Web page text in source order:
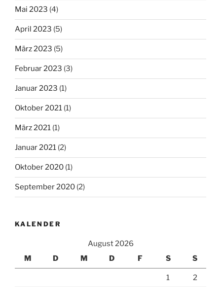
Mai 2023 (4)
April 2023 (5)
März 2023 (5)
Februar 2023 (3)
Januar 2023 (1)
Oktober 2021 (1)
März 2021 (1)
Januar 2021 (2)
Oktober 2020 (1)
September 2020 (2)
KALENDER
August 2026
M
D M D F S S
1 2